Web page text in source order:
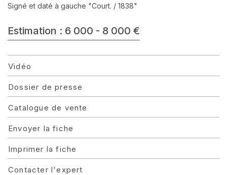
Signé et daté à gauche "Court. / 1838"
Estimation : 6 000 - 8 000 €
Vidéo
Dossier de presse
Catalogue de vente
Envoyer la fiche
Imprimer la fiche
Contacter l'expert